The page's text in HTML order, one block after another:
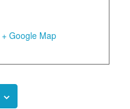
+ Google Map